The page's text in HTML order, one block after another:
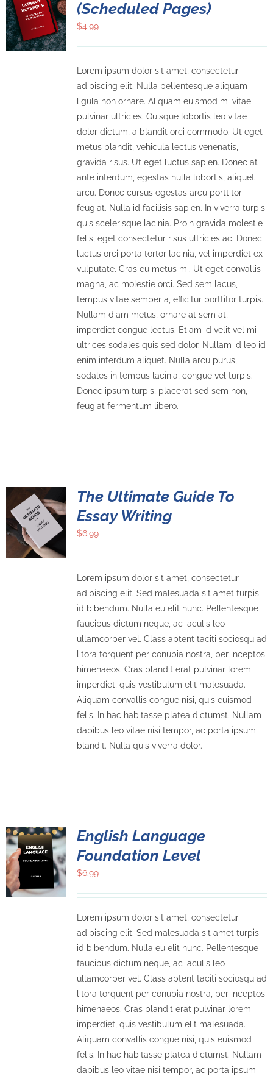
(Scheduled Pages)
$4.99
Lorem ipsum dolor sit amet, consectetur
adipiscing elit. Nulla pellentesque aliquam
ligula non ornare. Aliquam euismod mi vitae
pulvinar ultricies. Quisque lobortis leo vitae
dolor dictum, a blandit orci commodo. Ut eget
metus blandit, vehicula lectus venenatis,
gravida risus. Ut eget luctus sapien. Donec at
ante interdum, egestas nulla lobortis, aliquet
arcu. Donec cursus egestas arcu porttitor
feugiat. Nulla id facilisis sapien. In viverra turpis
quis scelerisque lacinia. Proin gravida molestie
felis, eget consectetur risus ultricies ac. Donec
luctus orci porta tortor lacinia, vel imperdiet ex
vulputate. Cras eu metus mi. Ut eget convallis
magna, ac molestie orci. Sed sem lacus,
tempus vitae semper a, efficitur porttitor turpis.
Nullam diam metus, ornare at sem at,
imperdiet congue lectus. Etiam id velit vel mi
ultrices sodales quis sed dolor. Nullam id leo id
enim interdum aliquet. Nulla arcu purus,
sodales in tempus lacinia, congue vel turpis.
Donec ipsum turpis, placerat sed sem non,
feugiat fermentum libero.
The Ultimate Guide To
Essay Writing
$6.99
Lorem ipsum dolor sit amet, consectetur
adipiscing elit. Sed malesuada sit amet turpis
id bibendum. Nulla eu elit nunc. Pellentesque
faucibus dictum neque, ac iaculis leo
ullamcorper vel. Class aptent taciti sociosqu ad
litora torquent per conubia nostra, per inceptos
himenaeos. Cras blandit erat pulvinar lorem
imperdiet, quis vestibulum elit malesuada.
Aliquam convallis congue nisi, quis euismod
felis. In hac habitasse platea dictumst. Nullam
dapibus leo vitae nisi tempor, ac porta ipsum
blandit. Nulla quis viverra dolor.
English Language
Foundation Level
$6.99
Lorem ipsum dolor sit amet, consectetur
adipiscing elit. Sed malesuada sit amet turpis
id bibendum. Nulla eu elit nunc. Pellentesque
faucibus dictum neque, ac iaculis leo
ullamcorper vel. Class aptent taciti sociosqu ad
litora torquent per conubia nostra, per inceptos
himenaeos. Cras blandit erat pulvinar lorem
imperdiet, quis vestibulum elit malesuada.
Aliquam convallis congue nisi, quis euismod
felis. In hac habitasse platea dictumst. Nullam
dapibus leo vitae nisi tempor, ac porta ipsum